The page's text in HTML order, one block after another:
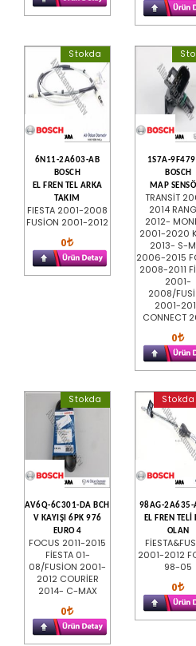
Stokda
6N11-2A603-AB
BOSCH
EL FREN TEL ARKA
TAKIM
FIESTA 2001-2008
FUSİON 2001-2012
0
1S7A-
BOSCH
MAP
TRANSİT
2014
2012-
2001-2020
2013- S-
2006-2015
2008-2011
2001-
2008/
2001-
CONNECT
0
Stokda
AV6Q-6C301-DA BCH
V KAYIŞI 6PK 976
EURO 4
FOCUS 2011-2015
FİESTA 01-
08/FUSİON 2001-
2012 COURİER
2014- C-MAX
0
Stokda
98AG-2A635-
EL FREN TELİ
OLAN
2001-2012
98-05
0